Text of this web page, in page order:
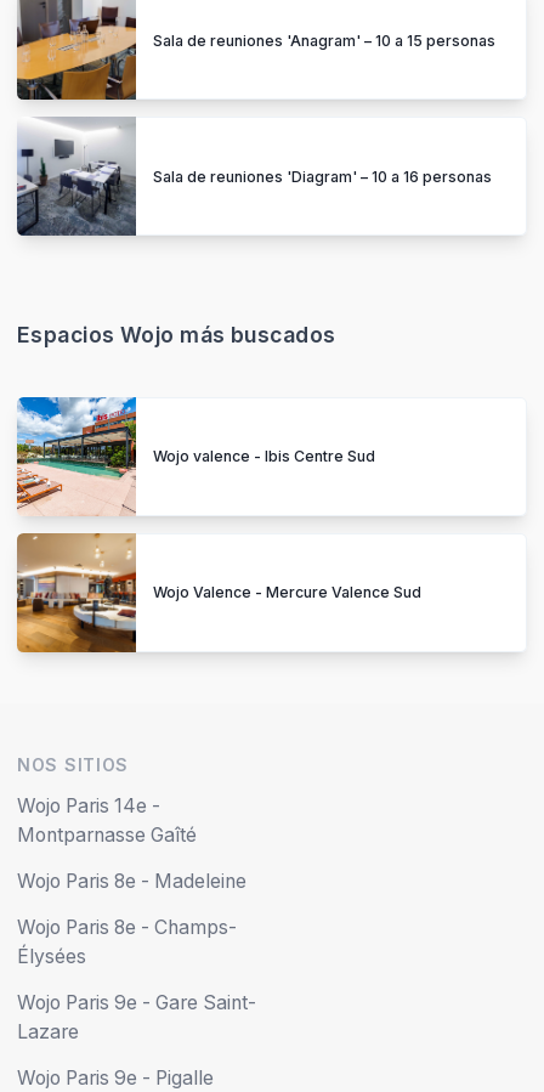
Sala de reuniones 'Anagram' – 10 a 15 personas
Sala de reuniones 'Diagram' – 10 a 16 personas
Espacios Wojo más buscados
Wojo valence - Ibis Centre Sud
Wojo Valence - Mercure Valence Sud
NOS SITIOS
Wojo Paris 14e -
Montparnasse Gaîté
Wojo Paris 8e - Madeleine
Wojo Paris 8e - Champs-
Élysées
Wojo Paris 9e - Gare Saint-
Lazare
Wojo Paris 9e - Pigalle